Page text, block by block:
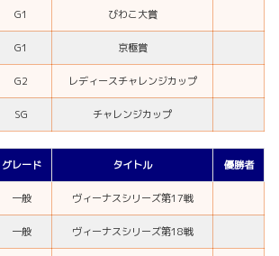
G1 びわこ大賞
G1 京極賞
G2 レディースチャレンジカップ
SG チャレンジカップ
グレード タイトル 優勝者
一般 ヴィーナスシリーズ第17戦
一般 ヴィーナスシリーズ第18戦